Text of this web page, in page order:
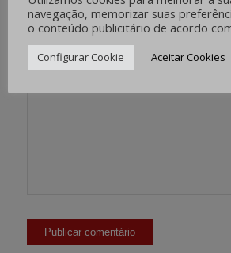
navegação, memorizar suas
o conteúdo publicitário de acordo
Configurar Cookie Aceitar Cookies